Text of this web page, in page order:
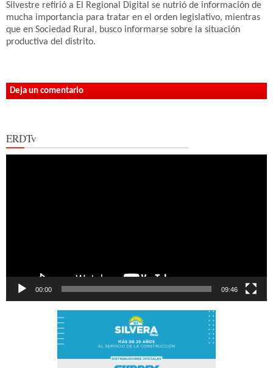
Silvestre refirió a El Regional Digital se nutrió de información de
mucha importancia para tratar en el orden legislativo, mientras
que en Sociedad Rural, busco informarse sobre la situación
productiva del distrito.
Deja un comentario
ERDTv
00:00 09:46